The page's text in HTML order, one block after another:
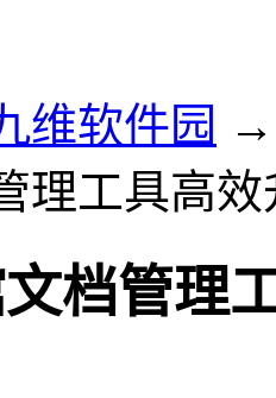
维软件园
理工具高效
档管理